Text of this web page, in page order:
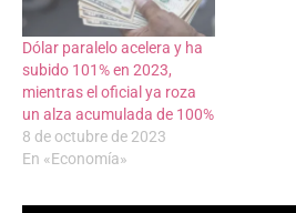
Dólar paralelo acelera y ha
subido 101% en 2023,
mientras el oficial ya roza
un alza acumulada de 100%
8 de octubre de 2023
En «Economía»